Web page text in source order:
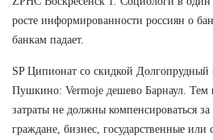
росте информированности россиян о
банкам падает.
SP Ципионат со скидкой Долгопрудный
Пушкино: Vermoje дешево Барнаул. Тем
затраты не должны компенсироваться за
граждане, бизнес, государственные